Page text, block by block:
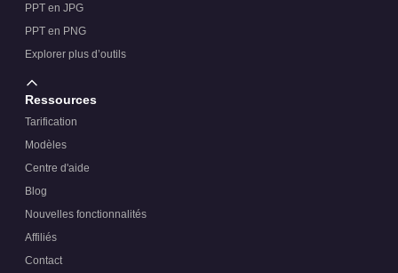
PPT en JPG
PPT en PNG
Explorer plus d’outils
Ressources
Tarification
Modèles
Centre d'aide
Blog
Nouvelles fonctionnalités
Affiliés
Contact